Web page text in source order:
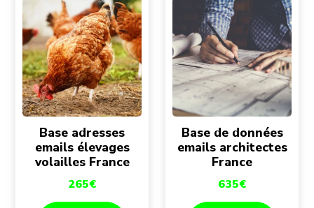
Base adresses
emails élevages
volailles France
265€
Base de données
emails architectes
France
635€